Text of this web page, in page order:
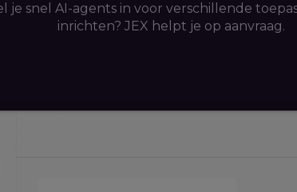
je snel AI-agents in voor verschillende
inrichten? JEX helpt je op aanvraag.